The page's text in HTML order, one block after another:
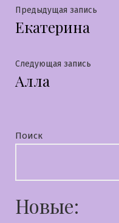
Навигация
по
записям
Предыдущая запись
Екатерина
Следующая запись
Алла
Поиск
Новые: